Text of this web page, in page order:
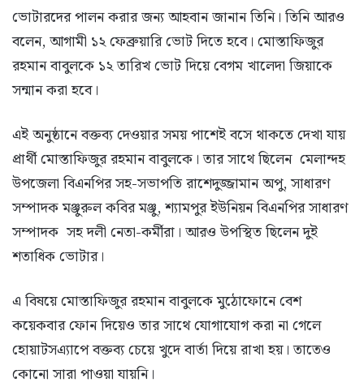
ভোটারদের পালন করার জন্য আহবান জানান তিনি। তিনি আরও
বলেন, আগামী ১২ ফেব্রুয়ারি ভোট দিতে হবে। মোস্তাফিজুর
রহমান বাবুলকে ১২ তারিখ ভোট দিয়ে বেগম খালেদা জিয়াকে
সন্মান করা হবে।
এই অনুষ্ঠানে বক্তব্য দেওয়ার সময় পাশেই বসে থাকতে দেখা যায়
প্রার্থী মোস্তাফিজুর রহমান বাবুলকে। তার সাথে ছিলেন মেলান্দহ
উপজেলা বিএনপির সহ-সভাপতি রাশেদুজ্জামান অপু, সাধারণ
সম্পাদক মঞ্জুরুল কবির মঞ্জু, শ্যামপুর ইউনিয়ন বিএনপির সাধারণ
সম্পাদক সহ দলী নেতা-কর্মীরা। আরও উপস্থিত ছিলেন দুই
শতাধিক ভোটার।
এ বিষয়ে মোস্তাফিজুর রহমান বাবুলকে মুঠোফোনে বেশ
কয়েকবার ফোন দিয়েও তার সাথে যোগাযোগ করা না গেলে
হোয়াটসএ্যাপে বক্তব্য চেয়ে খুদে বার্তা দিয়ে রাখা হয়। তাতেও
কোনো সারা পাওয়া যায়নি।